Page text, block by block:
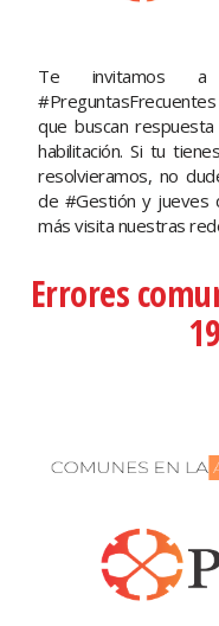
Te invitamos a
que buscan
habilitación. Si tu
resolvieramos, no
de #Gestión y jueves
más visita nuestras
Errores